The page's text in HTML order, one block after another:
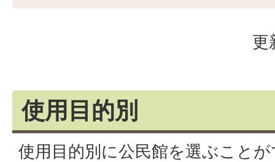
更
使用目的別
使用目的別に公民館を選ぶこと